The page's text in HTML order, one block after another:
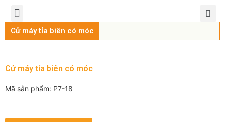
Cử máy tỉa biên có móc
Cử máy tỉa biên có móc
Mã sản phẩm: P7-18